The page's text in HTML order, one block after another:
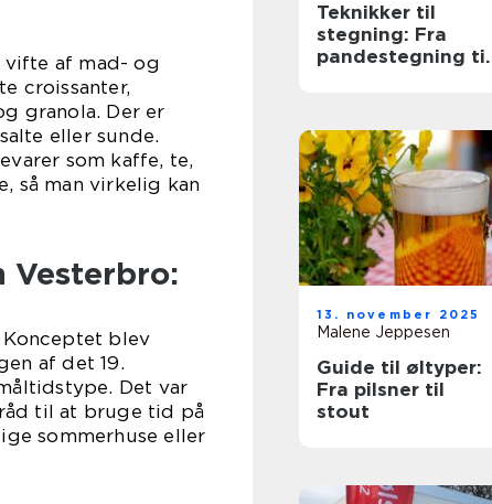
vifte af mad- og
croissanter,
granola. Der er
eller sunde.
som kaffe, te,
så man virkelig kan
Vesterbro:
blev
af det 19.
Det var
til at bruge tid på
sommerhuse eller
Teknikker til
stegning: Fra
pandestegning til
13. november 2025
Malene Jeppesen
Guide til øltyper:
Fra pilsner til
stout